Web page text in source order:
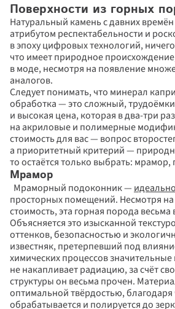
Поверхности из горных
Натуральный камень с давних времён
атрибутом респектабельности и
в эпоху цифровых технологий,
что имеет природное
в моде, несмотря на появление
аналогов.
Следует понимать, что минерал
обработка — это сложный,
и высокая цена, которая в два-три
на акриловые и полимерные
стоимость для вас — вопрос
а приоритетный критерий —
то остаётся только выбрать:
Мрамор
Мраморный подоконник —
просторных помещений. Несмотря
стоимость, эта горная порода весьма
Объясняется это изысканной
оттенков, безопасностью и
известняк, претерпевший под
химических процессов
не накапливает радиацию, за счёт
структуры он весьма прочен.
оптимальной твёрдостью, благодаря
обрабатывается и полируется до